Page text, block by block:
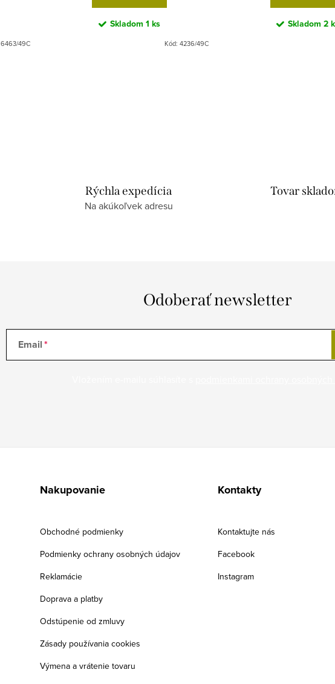
6463/49C
Skladom 1 ks
Kód: 4236/49C
Skladom 2
Rýchla expedícia
Na akúkoľvek adresu
Tovar
Odoberať newsletter
Email
Nakupovanie
Obchodné podmienky
Podmienky ochrany osobných údajov
Reklamácie
Doprava a platby
Odstúpenie od zmluvy
Zásady používania cookies
Výmena a vrátenie tovaru
Kontakty
Kontaktujte nás
Facebook
Instagram